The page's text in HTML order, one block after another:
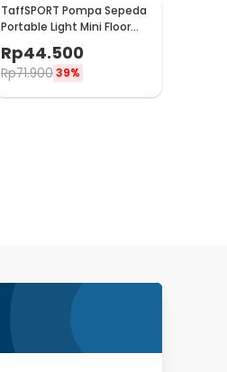
TaffSPORT Pompa Sepeda
Portable Light Mini Floor
Rp44.500
Rp71.90039%